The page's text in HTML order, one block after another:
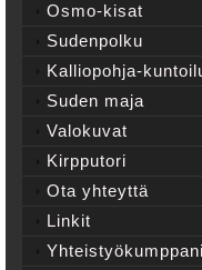
Osmo-kisat
Sudenpolku
Kalliopohja-
Suden maja
Valokuvat
Kirpputori
Ota yhteyttä
Linkit